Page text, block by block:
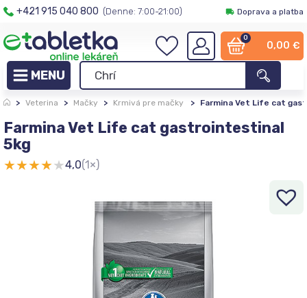
+421 915 040 800 (Denne: 7:00-21:00) Doprava a platba
0
0,00 €
> Veterina > Mačky > Krmivá pre mačky > Farmina Vet Life cat
Farmina Vet Life cat gastrointestinal
5kg
★★★★★4,0(1×)